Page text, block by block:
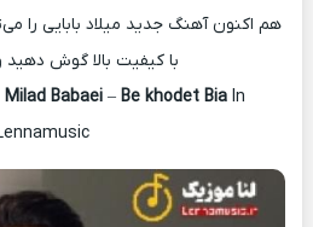
هم اکنون آهنگ جدید میلاد بابایی را
با کیفیت بالا گوش دهید
Milad Babaei– Be khodet BiaIn